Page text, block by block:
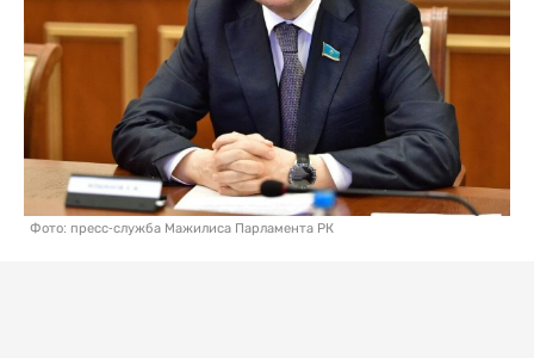
Фото: пресс-служба Мажилиса Парламента РК